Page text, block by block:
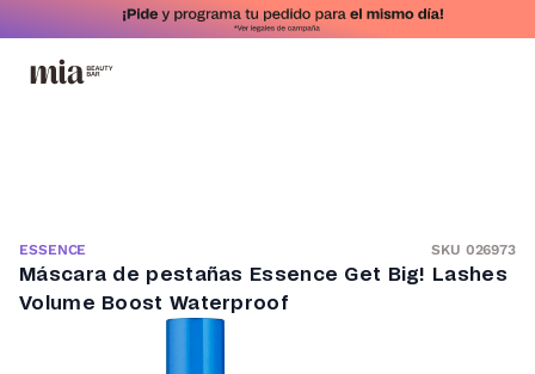
ESSENCE SKU 026973
Máscara de pestañas Essence Get Big! Lashes
Volume Boost Waterproof